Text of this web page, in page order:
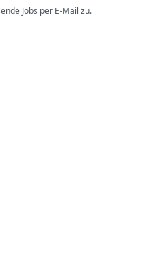
Jobs per E-Mail zu.